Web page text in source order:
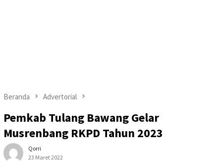
Beranda Advertorial
Pemkab Tulang Bawang Gelar
Musrenbang RKPD Tahun 2023
Qorri
23 Maret 2022